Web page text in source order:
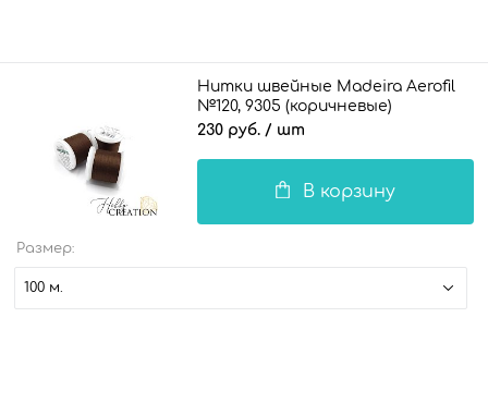
Нитки швейные Madeira Aerofil
№120, 9305 (коричневые)
230 руб. / шт
В корзину
Размер:
100 м.